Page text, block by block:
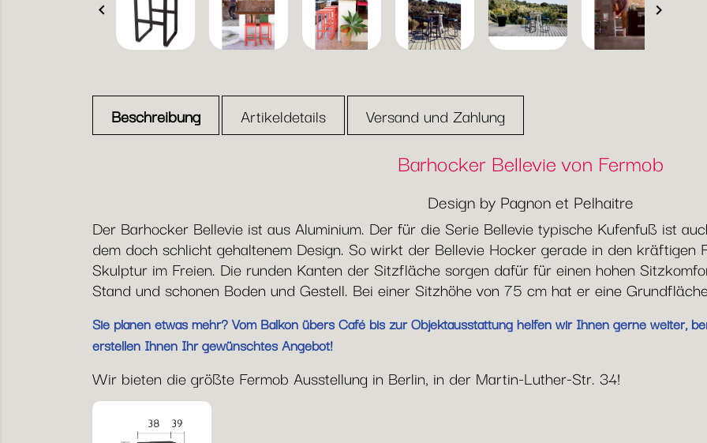
 
Beschreibung Artikeldetails Versand und Zahlung
Barhocker Bellevie von Fermob
Design by Pagnon et Pelhaitre
Der Barhocker Bellevie ist aus Aluminium. Der für die Serie Bellevie typische Kufenfuß ist
dem doch schlicht gehaltenem Design. So wirkt der Bellevie Hocker gerade in den kräftigen
Skulptur im Freien. Die runden Kanten der Sitzfläche sorgen dafür für einen hohen
Stand und schonen Boden und Gestell. Bei einer Sitzhöhe von 75 cm hat er eine
Sie planen etwas mehr? Vom Balkon übers Café bis zur Objektausstattung helfen wir Ihnen gerne weiter,
erstellen Ihnen Ihr gewünschtes Angebot!
Wir bieten die größte Fermob Ausstellung in Berlin, in der Martin-Luther-Str. 34!